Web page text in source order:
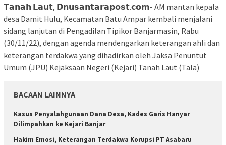
𝗧𝗮𝗻𝗮𝗵 𝗟𝗮𝘂𝘁, 𝗗𝗻𝘂𝘀𝗮𝗻𝘁𝗮𝗿𝗮𝗽𝗼𝘀𝘁.𝗰𝗼𝗺- AM mantan kepala
desa Damit Hulu, Kecamatan Batu Ampar kembali menjalani
sidang lanjutan di Pengadilan Tipikor Banjarmasin, Rabu
(30/11/22), dengan agenda mendengarkan keterangan ahli dan
keterangan terdakwa yang dihadirkan oleh Jaksa Penuntut
Umum (JPU) Kejaksaan Negeri (Kejari) Tanah Laut (Tala)
BACAAN LAINNYA
Kasus Penyalahgunaan Dana Desa, Kades Garis Hanyar
Dilimpahkan ke Kejari Banjar
Hakim Emosi, Keterangan Terdakwa Korupsi PT Asabaru